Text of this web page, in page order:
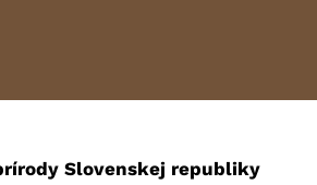
Slovenskej republiky